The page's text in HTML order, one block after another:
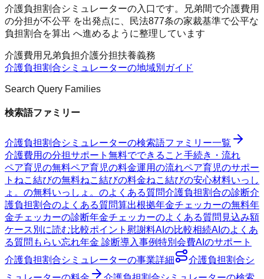
介護負担割合シミュレーターの入口です。兄弟間で介護費用
の分担が不公平 を出発点に、民法877条の家裁基準で公平な
負担割合を算出 へ進めるように整理しています
介護費用 兄弟負担介護分担扶養義務
介護負担割合シミュレーターの地域別ガイド
Search Query Families
検索語ファミリー
介護負担割合シミュレーターの検索語ファミリー一覧
介護費用の分担サポート 無料でできること手続き・流れ
ペア育児の無料ペア育児の料金運用の流れペア育児のサポー
ト ねこ結びの無料ねこ結びの料金ねこ結びの安心材料いっし
ょ。の無料いっしょ。のよくある質問介護負担割合の診断介
護負担割合のよくある質問算出根拠年金チェッカーの無料年
金チェッカーの診断年金チェッカーのよくある質問 見込み額
ケース別に読む比較ポイント 慰謝料AIの比較相続AIのよくあ
る質問 もらい忘れ年金 診断導入事例特別会費AIのサポート
介護負担割合シミュレーターの事業詳細
介護負担割合シ